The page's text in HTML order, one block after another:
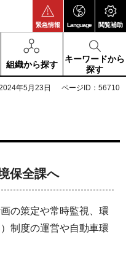
緊急情報 Language 閲覧補助
組織から探す
キーワードから
探す
年5月23日 ページID：56710
保全課へ
の策定や常時監視、環
制度の運営や自動車環